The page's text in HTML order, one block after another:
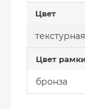
Цвет
Цвет
бронза